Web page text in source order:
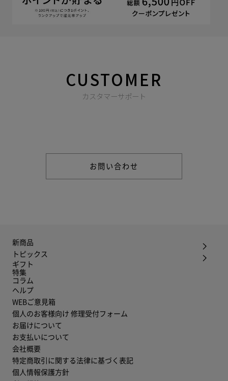
CUSTOMER
カスタマーサポート
お問い合わせ
新商品
トピックス
ギフト
特集
コラム
ヘルプ
WEBご意見箱
個人のお客様向け 修理受付フォーム
お届けについて
お支払いについて
会社概要
特定商取引に関する法律に基づく表記
個人情報保護方針